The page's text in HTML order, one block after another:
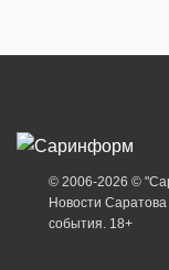
© 2006-2026 ©
Новости
события. 18+